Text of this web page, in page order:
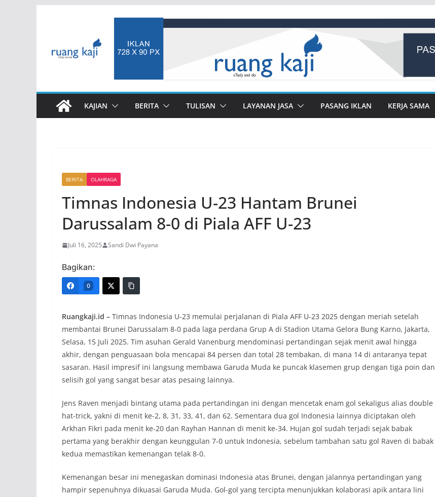
KAJIAN BERITA TULISAN LAYANAN JASA PASANG IKLAN KERJA SAMA
BERITA OLAHRAGA
Timnas Indonesia U-23 Hantam Brunei
Darussalam 8-0 di Piala AFF U-23
Juli 16, 2025 Sandi Dwi Payana
Bagikan:
0
Ruangkaji.id – Timnas Indonesia U-23 memulai perjalanan di Piala AFF U-23 2025 dengan meriah setelah
membantai Brunei Darussalam 8-0 pada laga perdana Grup A di Stadion Utama Gelora Bung Karno, Jakarta,
Selasa, 15 Juli 2025. Tim asuhan Gerald Vanenburg mendominasi pertandingan sejak menit awal hingga
akhir, dengan penguasaan bola mencapai 84 persen dan total 28 tembakan, di mana 14 di antaranya tepat
sasaran. Hasil impresif ini langsung membawa Garuda Muda ke puncak klasemen grup dengan tiga poin dan
selisih gol yang sangat besar atas pesaing lainnya.
Jens Raven menjadi bintang utama pada pertandingan ini dengan mencetak enam gol sekaligus alias double
hat-trick, yakni di menit ke-2, 8, 31, 33, 41, dan 62. Sementara dua gol Indonesia lainnya diciptakan oleh
Arkhan Fikri pada menit ke-20 dan Rayhan Hannan di menit ke-34. Hujan gol sudah terjadi sejak babak
pertama yang berakhir dengan keunggulan 7-0 untuk Indonesia, sebelum tambahan satu gol Raven di babak
kedua memastikan kemenangan telak 8-0.
Kemenangan besar ini menegaskan dominasi Indonesia atas Brunei, dengan jalannya pertandingan yang
hampir sepenuhnya dikuasai Garuda Muda. Gol-gol yang tercipta menunjukkan kolaborasi apik antara lini